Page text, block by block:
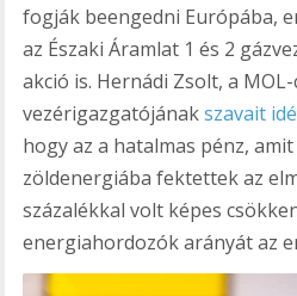
fogják beengedni Európába,
az Északi Áramlat 1 és 2
akció is. Hernádi Zsolt, a
vezérigazgatójánakszavait
hogy az a hatalmas pénz,
zöldenergiába fektettek az
százalékkal volt képes
energiahordozók arányát az